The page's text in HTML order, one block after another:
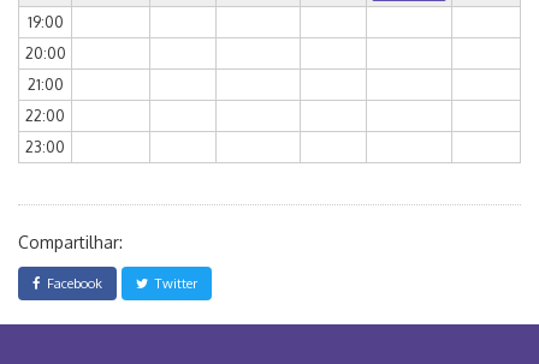
19:00
20:00
21:00
22:00
23:00
Compartilhar:
Facebook Twitter